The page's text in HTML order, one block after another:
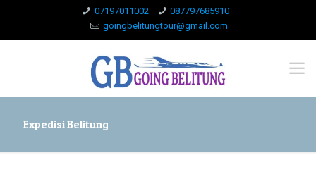
07197011002
087797685910
goingbelitungtour@gmail.com
Expedisi Belitung